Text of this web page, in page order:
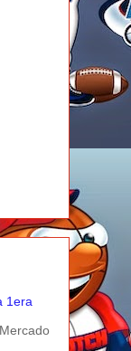
1era